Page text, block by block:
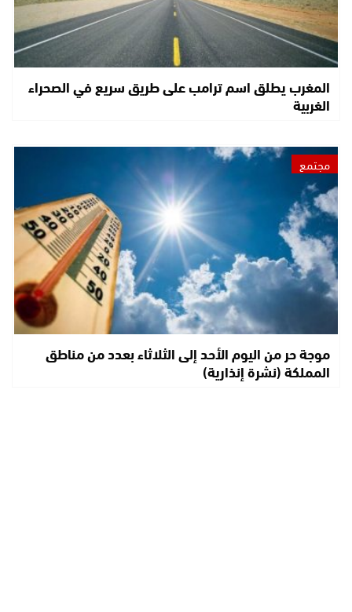
المغرب يطلق اسم ترامب على طريق سريع في الصحراء
الغربية
مجتمع
موجة حر من اليوم الأحد إلى الثلاثاء بعدد من مناطق
المملكة (نشرة إنذارية)